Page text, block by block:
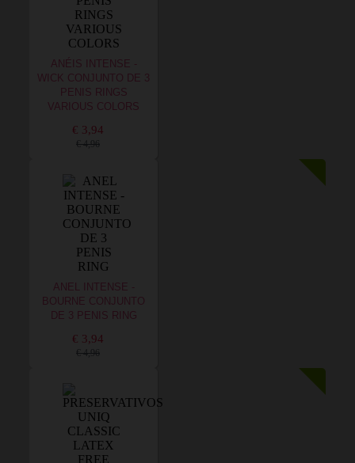
ANÉIS INTENSE -
WICK CONJUNTO DE 3
PENIS RINGS
VARIOUS COLORS
€ 3,94
€ 4,96
ANEL INTENSE -
BOURNE CONJUNTO
DE 3 PENIS RING
€ 3,94
€ 4,96